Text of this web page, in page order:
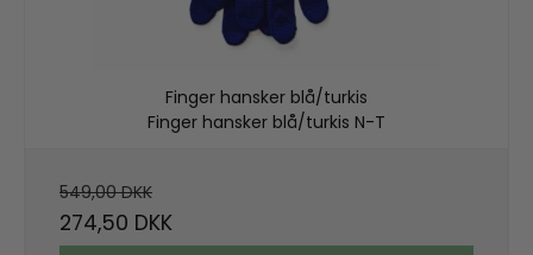
Finger hansker blå/turkis
Finger hansker blå/turkis N-T
549,00 DKK
274,50 DKK